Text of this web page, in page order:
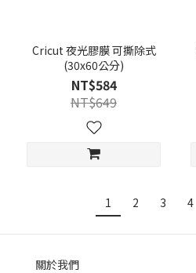
Cricut 夜光膠膜 可撕除式
(30x60公分)
NT$584
NT$649
1 2 3 4
關於我們